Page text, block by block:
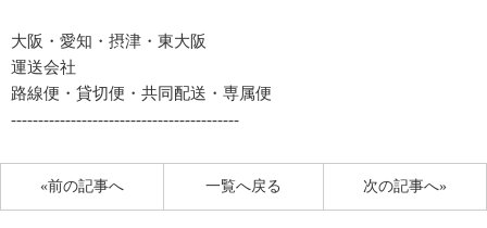
大阪・愛知・摂津・東大阪
運送会社
路線便・貸切便・共同配送・専属便
------------------------------------------
«前の記事へ 次の記事へ»
一覧へ戻る